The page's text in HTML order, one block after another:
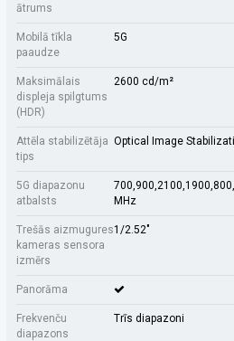
ātrums
Mobilā tīkla
paaudze
5G
Maksimālais
displeja spilgtums
(HDR)
2600 cd/m²
Attēla stabilizētāja
tips
Optical Image
5G diapazonu
atbalsts
MHz
Trešās aizmugures
kameras sensora
izmērs
1/2.52"
Panorāma
Frekvenču
diapazons
Trīs diapazoni